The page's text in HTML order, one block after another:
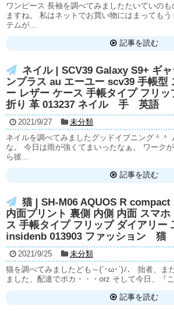
ワンピース 長袖を調べてみましたたいていのも
ますね。 私はネットでお買い物にはまっても
テムが...
記事を読む
ネイル | SCV39 Galaxy S9+ ギ
ンプラス au エーユー scv39 手帳型
ー レザー ケース 手帳タイプ フリ
折り 革 013237 ネイル 手 英語
2021/9/27
未分類
ネイルを調べてみましたグッドイブニング＾＾
な。 今日は雨が強くてまいったなぁ。 ワーク
ら彼...
記事を読む
猫 | SH-M06 AQUOS R
内面プリント 裏側 内側 内面 スマ
ス 手帳タイプ フリップ ダイアリー
insidenb 013903 ファッション 猫
2021/9/25
未分類
猫を調べてみましたども～(`･ω･´)ﾉ、 拙者、ま
ました、配達でポカ・・・orz そして今日、『
記事を読む